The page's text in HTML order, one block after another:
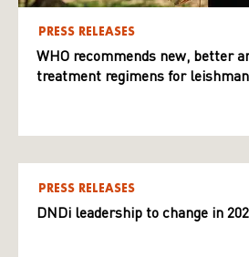
PRESS RELEASES
WHO recommends new, better
treatment regimens for
PRESS RELEASES
DNDi leadership to change in